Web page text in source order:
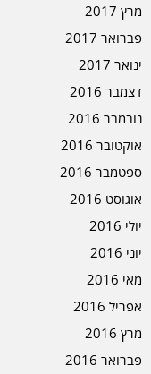
מרץ 2017
פברואר 2017
ינואר 2017
דצמבר 2016
נובמבר 2016
אוקטובר 2016
ספטמבר 2016
אוגוסט 2016
יולי 2016
יוני 2016
מאי 2016
אפריל 2016
מרץ 2016
פברואר 2016